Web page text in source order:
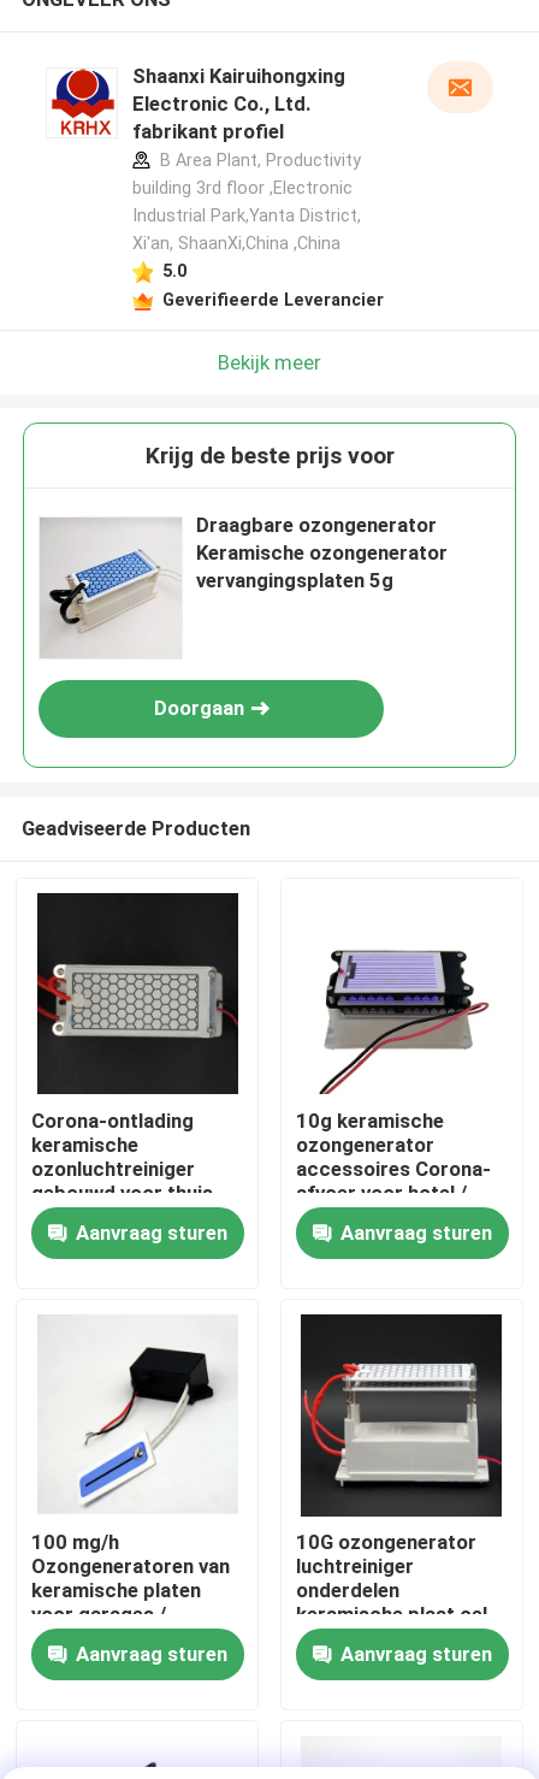
Producten
Video's
VR toon
Ongeveer ons
Fabrieksreis
Kwaliteitscontrole
Contact de V.S.
Verzoek om een Citaat
Shaanxi Kairuihongxing
Electronic Co., Ltd.
fabrikant profiel
B Area Plant, Productivity
building 3rd floor ,Electronic
Industrial Park,Yanta District,
Xi'an, ShaanXi,China ,China
5.0
Geverifieerde Leverancier
Bekijk meer
Krijg de beste prijs voor
Draagbare ozongenerator
Keramische ozongenerator
vervangingsplaten 5g
Doorgaan
Geadviseerde Producten
Corona-ontlading
keramische
ozonluchtreiniger
gebouwd voor thuis,
voor effectieve
luchtbehandeling en
een frisse
Aanvraag sturen
10g keramische
ozongenerator
accessoires Corona-
afvoer voor hotel /
garage
Aanvraag sturen
100 mg/h
Ozongeneratoren van
keramische platen
voor garages /
commerciële
luchtreinigers
Aanvraag sturen
10G ozongenerator
luchtreiniger
onderdelen
keramische plaat cel
luchtreiniger module
Aanvraag sturen